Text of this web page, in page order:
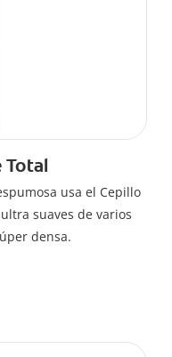
usa el Cepillo
suaves de varios
densa.